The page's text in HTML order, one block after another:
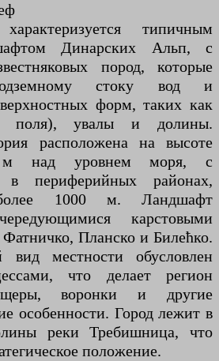
типичным
Динарских Альп, с
пород, которые
стоку вод и
форм, таких как
поля), увалы и долины.
расположена на высоте
м над уровнем моря, с
в периферийных районах,
1000 м. Ландшафт
карстовыми
Планско и Билећко.
вид местности обусловлен
что делает регион
воронки и другие
особенности. Город лежит в
реки Требишница, что
положение.